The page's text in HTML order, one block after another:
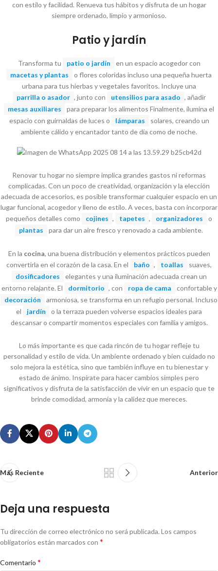
con estilo y facilidad. Renueva tus hábitos y disfruta de un hogar
siempre ordenado, limpio y armonioso.
Patio y jardín
Transforma tu patio o jardín
en un espacio acogedor con
macetas y plantas
o flores coloridas incluso una pequeña huerta
urbana para tus hierbas y vegetales favoritos. Incluye una
parrilla o asador , junto con utensilios para asado , añadir
mesas auxiliares
para preparar los alimentos Finalmente, ilumina el
espacio con guirnaldas de luces o
lámparas
solares, creando un
ambiente cálido y encantador tanto de día como de noche.
Renovar tu hogar no siempre implica grandes gastos ni reformas
complicadas. Con un poco de creatividad, organización y la elección
adecuada de accesorios, es posible transformar cualquier espacio en un
lugar funcional, acogedor y lleno de estilo. A veces, basta con incorporar
pequeños detalles como
cojines , tapetes , organizadores
o
plantas
para dar un aire fresco y renovado a cada ambiente.
En la cocina, una buena distribución y elementos prácticos pueden
convertirla en el corazón de la casa. En el
baño , toallas
suaves,
dosificadores
elegantes y una iluminación adecuada crean un
entorno relajante. El
dormitorio , con ropa de cama
confortable y
decoración
armoniosa, se transforma en un refugio personal. Incluso
el
jardín
o la terraza pueden volverse espacios ideales para
descansar o compartir momentos especiales con familia y amigos.
Lo más importante es que cada rincón de tu hogar refleje tu
personalidad y estilo de vida. Un ambiente ordenado y bien cuidado no
solo mejora la estética, sino que también influye en tu bienestar y
estado de ánimo. Inspírate para hacer cambios simples pero
significativos y disfruta de la satisfacción de vivir en un espacio que te
brinde comodidad, armonía y la calidez que mereces.
Más Reciente Anterior
Deja una respuesta
Tu dirección de correo electrónico no será publicada. Los campos
obligatorios están marcados con *
Comentario *